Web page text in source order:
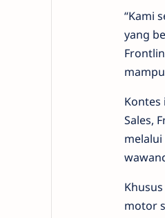
“Kami
yang
Kontes
Sales,
motor